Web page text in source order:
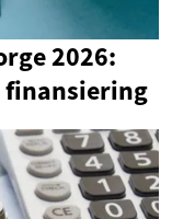
2026:
finansiering